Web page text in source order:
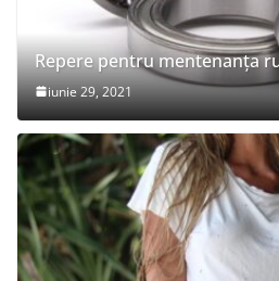
Repere pentru mentenanța
iunie 29, 2021